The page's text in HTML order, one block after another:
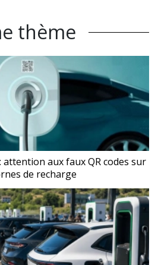
thème
attention aux faux QR codes sur
de recharge